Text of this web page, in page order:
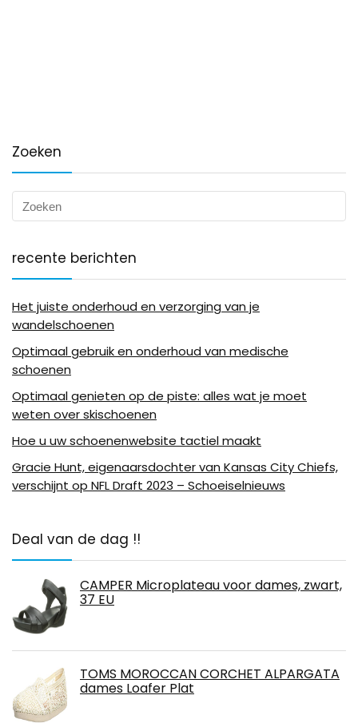
Zoeken
recente berichten
Het juiste onderhoud en verzorging van je
wandelschoenen
Optimaal gebruik en onderhoud van medische
schoenen
Optimaal genieten op de piste: alles wat je moet
weten over skischoenen
Hoe u uw schoenenwebsite tactiel maakt
Gracie Hunt, eigenaarsdochter van Kansas City Chiefs,
verschijnt op NFL Draft 2023 – Schoeiselnieuws
Deal van de dag !!
CAMPER Microplateau voor dames, zwart,
37 EU
TOMS MOROCCAN CORCHET ALPARGATA
dames Loafer Plat